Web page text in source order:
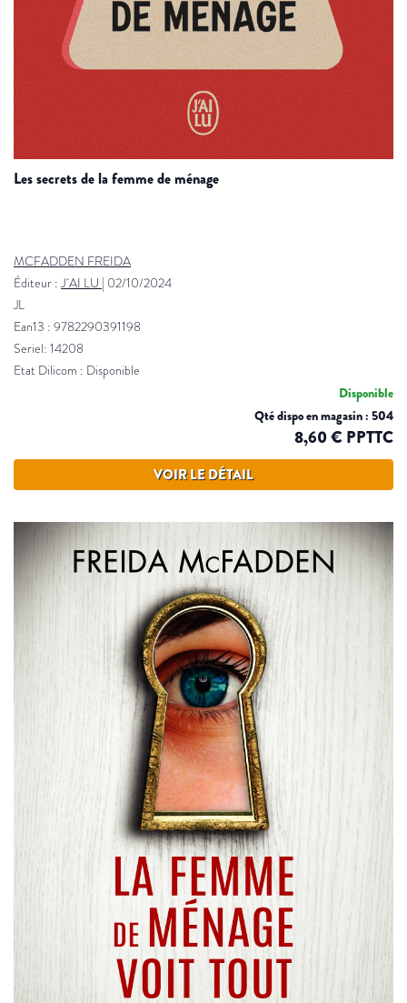
les secrets de la femme de ménage
MCFADDEN FREIDA
Éditeur :J´AI LU | 02/10/2024
JL
Ean13 : 9782290391198
Seriel: 14208
Etat Dilicom : Disponible
Disponible
Qté dispo en magasin : 504
8,60 € PPTTC
VOIR LE DÉTAIL